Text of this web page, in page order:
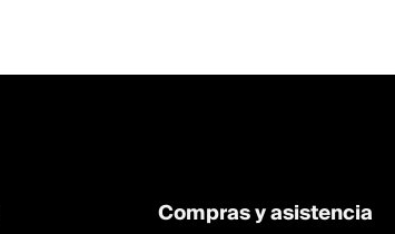
Compras y asistencia